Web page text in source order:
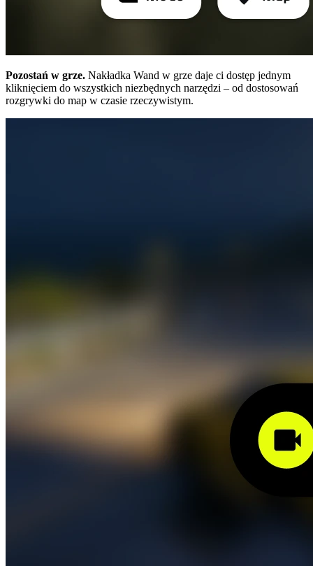
Pozostań w grze. Nakładka Wand w grze daje ci dostęp jednym
kliknięciem do wszystkich niezbędnych narzędzi – od dostosowań
rozgrywki do map w czasie rzeczywistym.